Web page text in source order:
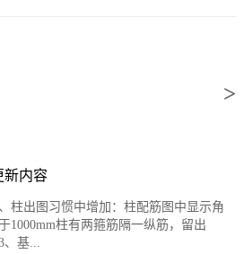
新内容
柱出图习惯中增加：柱配筋图中显示角
1000mm柱有两箍筋隔一纵筋，留出
、基...
>